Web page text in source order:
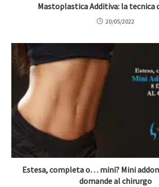
Mastoplastica Additiva: la tecnica
20/05/2022
Estesa, completa o… mini? Mini
domande al chirurgo